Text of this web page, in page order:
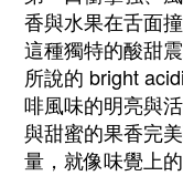
香與水果在舌面
這種獨特的酸甜
所說的 bright
啡風味的明亮與
與甜蜜的果香完
量，就像味覺上